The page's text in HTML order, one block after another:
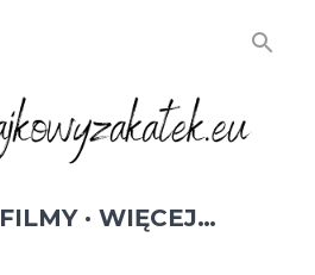
FILMY WIĘCEJ…